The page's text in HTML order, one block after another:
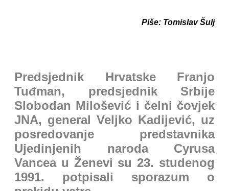
Piše: Tomislav Šulj
Predsjednik Hrvatske Franjo
Tuđman, predsjednik Srbije
Slobodan Milošević i čelni čovjek
JNA, general Veljko Kadijević, uz
posredovanje predstavnika
Ujedinjenih naroda Cyrusa
Vancea u Ženevi su 23. studenog
1991. potpisali sporazum o